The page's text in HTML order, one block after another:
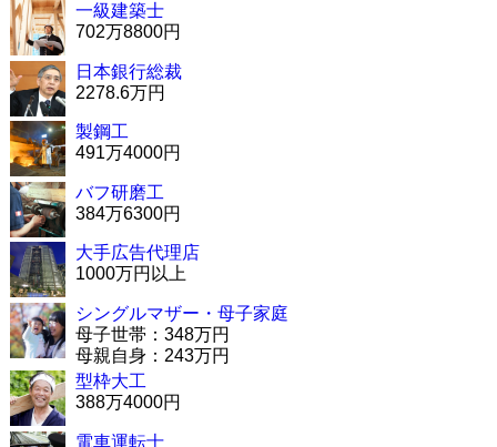
一級建築士
702万8800円
日本銀行総裁
2278.6万円
製鋼工
491万4000円
バフ研磨工
384万6300円
大手広告代理店
1000万円以上
シングルマザー・母子家庭
母子世帯：348万円
母親自身：243万円
型枠大工
388万4000円
電車運転士